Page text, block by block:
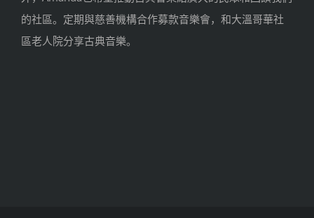
的社區。 定期與慈善機構合作募款音樂會， 和大溫哥華社
區老人院分享古典音樂。